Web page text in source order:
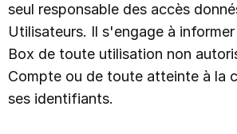
seul responsable des accès
Utilisateurs. Il s'engage à
Box de toute utilisation non
Compte ou de toute atteinte à la
ses identifiants.